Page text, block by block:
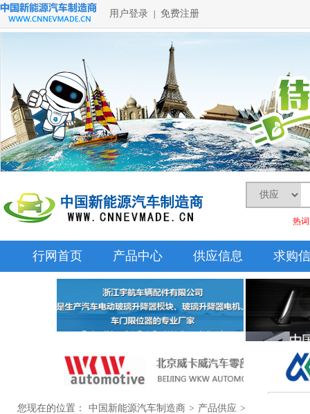
用户登录 免费注册
热
行网首页 产品中心 供应信息 求购
您现在的位置： 中国新能源汽车制造商 > 产品供应 >